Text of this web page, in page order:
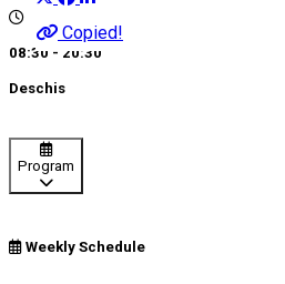
Copied!
08:30 - 20:30
Deschis
Program
Weekly Schedule